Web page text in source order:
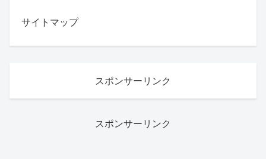
サイトマップ
スポンサーリンク
スポンサーリンク